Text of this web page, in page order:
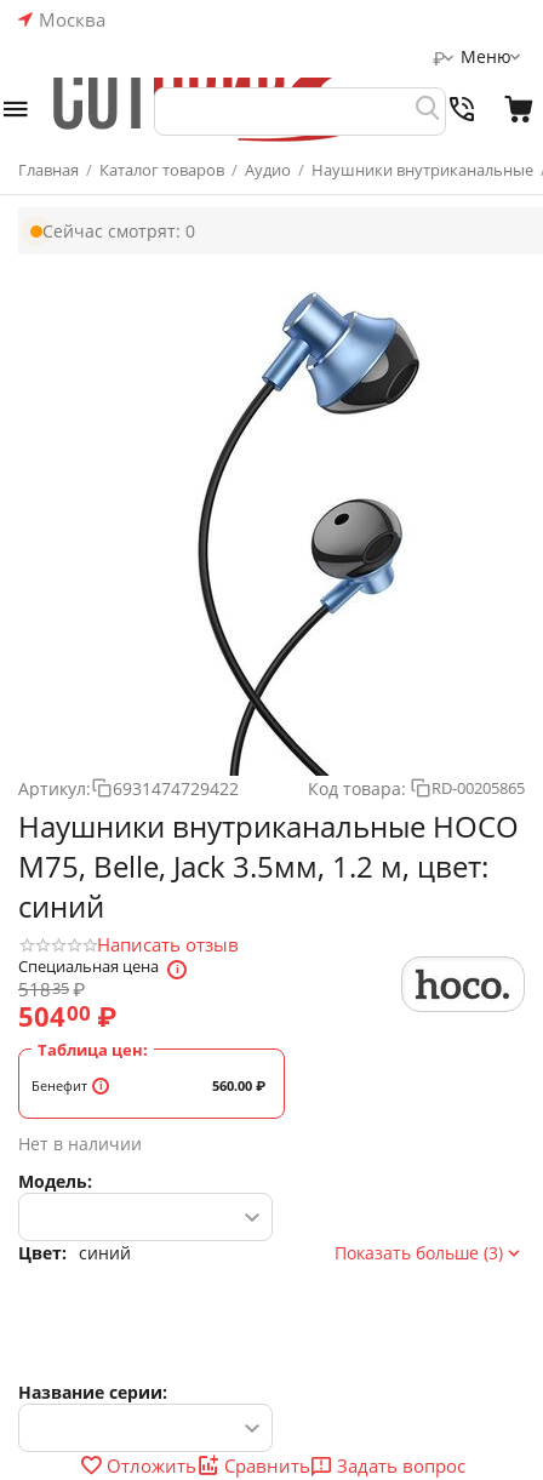
Москва
Меню
₽
Главная / Каталог товаров / Аудио / Наушники внутриканальные
Сейчас смотрят: 0
Артикул: 6931474729422 Код товара: RD-00205865
Наушники внутриканальные HOCO
M75, Belle, Jack 3.5мм, 1.2 м, цвет:
синий
Написать отзыв
Специальная цена
51835₽
50400 ₽
Таблица цен:
Бенефит 560.00 ₽
Нет в наличии
Модель:
Цвет: синий Показать больше (3)
Название серии:
Отложить Сравнить
Задать вопрос